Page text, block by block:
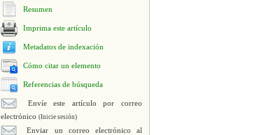
Resumen
Imprima este artículo
Metadatos de indexación
Cómo citar un elemento
Referencias de búsqueda
Envíe este artículo por correo
electrónico(Inicie sesión)
Enviar un correo electrónico al